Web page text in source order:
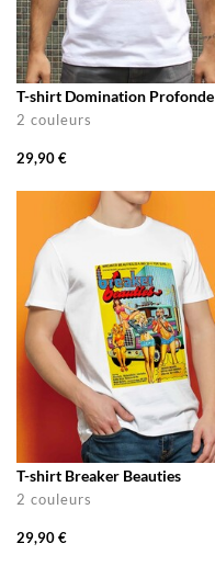
T-shirt Domination Profonde
2 couleurs
29,90 €
T-shirt Breaker Beauties
2 couleurs
29,90 €